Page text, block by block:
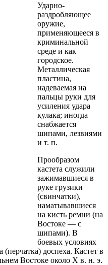
Ударно-
раздробляющее
оружие,
применяющееся в
криминальной
среде и как
городское.
Металлическая
пластина,
надеваемая на
пальцы руки для
усиления удара
кулака; иногда
снабжается
шипами, лезвиями
и т. п.
Прообразом
кастета служили
зажимавшиеся в
руке грузики
(свинчатки),
наматывавшиеся
на кисть ремни (на
Востоке — с
шипами). В
боевых условиях
(перчатка) доспеха. Кастет в
Востоке около X в. н. э.